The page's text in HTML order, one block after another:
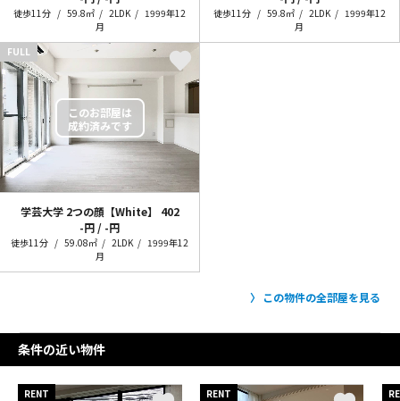
徒歩11分 59.8㎡ 2LDK
1999年12
月
徒歩11分 59.8㎡ 2LDK
1999年12
月
FULL
学芸大学 2つの顔【White】
402
-円 / -円
徒歩11分 59.08㎡ 2LDK
1999年12
月
この物件の全部屋を見る
条件の近い物件
RENT RENT